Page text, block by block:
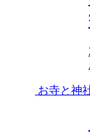
お寺と神